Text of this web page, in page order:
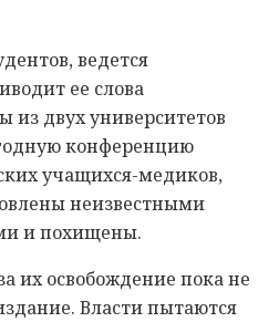
ведется
ее слова
из двух университетов
конференцию
учащихся-медиков,
неизвестными
и похищены.
их освобождение пока не
Власти пытаются